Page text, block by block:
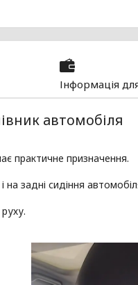
Інформація
автомобіля
практичне призначення.
задні сидіння